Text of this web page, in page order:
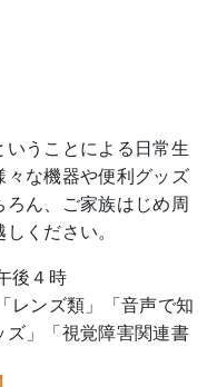
いうことによる日常生
々な機器や便利グッズ
ん、ご家族はじめ周
ください。
後４時
レンズ類」「音声で知
ズ」「視覚障害関連書